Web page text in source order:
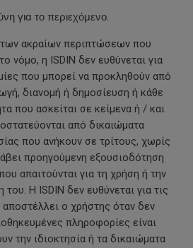
για το περιεχόμενο.
ακραίων περιπτώσεων που
νόμο, η ISDIN δεν ευθύνεται για
που μπορεί να προκληθούν από
διανομή ή δημοσίευση ή κάθε
που ασκείται σε κείμενα ή / και
από δικαιώματα
που ανήκουν σε τρίτους, χωρίς
προηγούμενη εξουσιοδότηση
απαιτούνται για τη χρήση ή την
Η ISDIN δεν ευθύνεται για τις
ο χρήστης όταν δεν
πληροφορίες είναι
την ιδιοκτησία ή τα δικαιώματα